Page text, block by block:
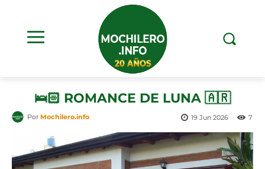
🛌🏻 ROMANCE DE LUNA 🇦🇷
7
19 Jun 2026
Por Mochilero.info